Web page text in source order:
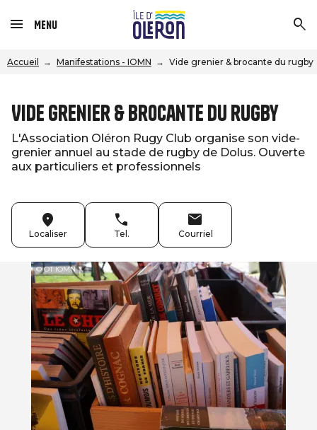
Menu
Accueil Manifestations - IOMN Vide grenier & brocante du rugby
Vide grenier & brocante du rugby
L'Association Oléron Rugy Club organise son vide-
grenier annuel au stade de rugby de Dolus. Ouverte
aux particuliers et professionnels
Localiser Tel. Courriel
© OT IOMN